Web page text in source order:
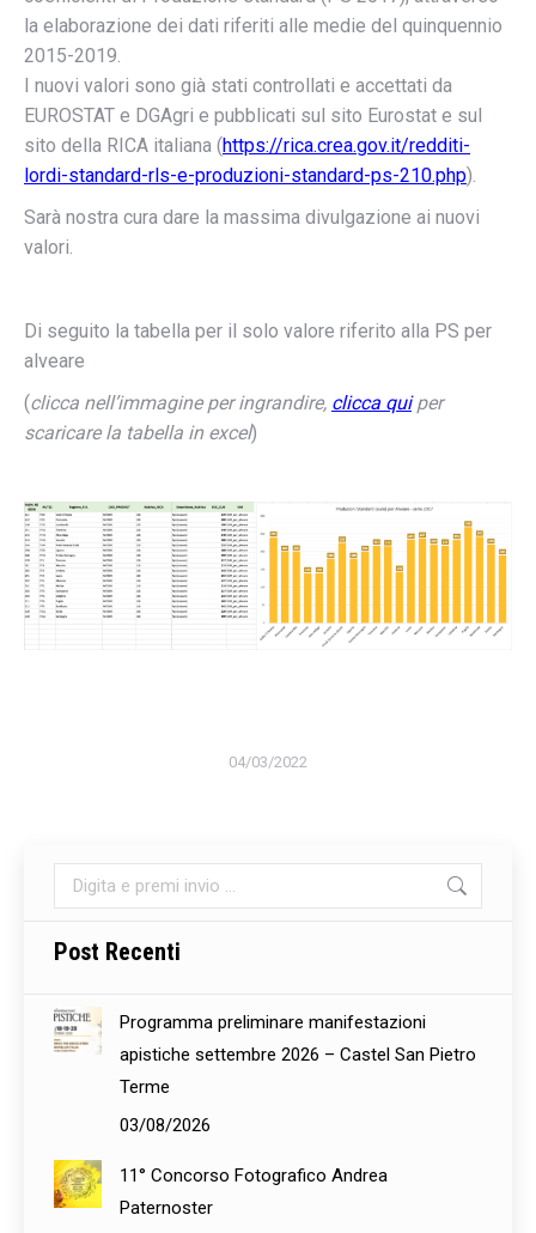
la elaborazione dei dati riferiti alle medie del quinquennio
2015-2019.
I nuovi valori sono già stati controllati e accettati da
EUROSTAT e DGAgri e pubblicati sul sito Eurostat e sul
sito della RICA italiana (https://rica.crea.gov.it/redditi-
lordi-standard-rls-e-produzioni-standard-ps-210.php).
Sarà nostra cura dare la massima divulgazione ai nuovi
valori.
Di seguito la tabella per il solo valore riferito alla PS per
alveare
(clicca nell’immagine per ingrandire, clicca quiper
scaricare la tabella in excel)
04/03/2022
Cerca:
Post Recenti
Programma preliminare manifestazioni
apistiche settembre 2026 – Castel San Pietro
Terme
03/08/2026
11° Concorso Fotografico Andrea
Paternoster